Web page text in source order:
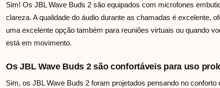
Sim! Os JBL Wave Buds 2 são equipados com microfones
clareza. A qualidade do áudio durante as chamadas é excelente,
uma excelente opção também para reuniões virtuais ou quando
está em movimento.
Os JBL Wave Buds 2 são confortáveis para uso
Sim, os JBL Wave Buds 2 foram projetados pensando no